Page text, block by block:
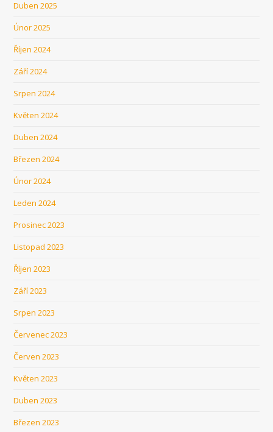
Duben 2025
Únor 2025
Říjen 2024
Září 2024
Srpen 2024
Květen 2024
Duben 2024
Březen 2024
Únor 2024
Leden 2024
Prosinec 2023
Listopad 2023
Říjen 2023
Září 2023
Srpen 2023
Červenec 2023
Červen 2023
Květen 2023
Duben 2023
Březen 2023